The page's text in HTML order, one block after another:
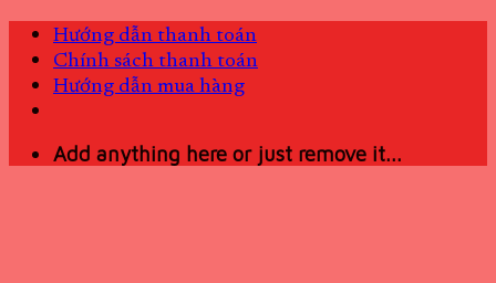
Skip
content
Hướng dẫn thanh toán
Chính sách thanh toán
Hướng dẫn mua hàng
Add anything here or just remove it...